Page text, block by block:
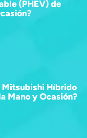
(PHEV) de
Mitsubishi Híbrido
Mano y Ocasión?